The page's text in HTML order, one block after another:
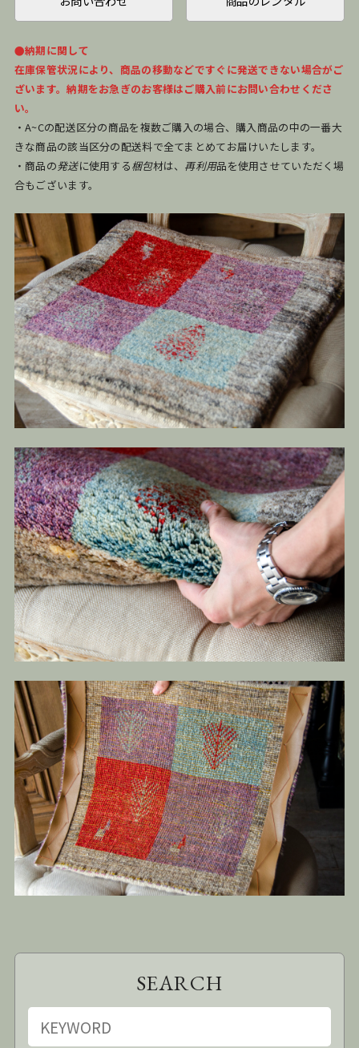
●納期に関して
在庫保管状況により、商品の移動などですぐに発送できない場合がご
ざいます。納期をお急ぎのお客様はご購入前にお問い合わせくださ
い。
・A~Cの配送区分の商品を複数ご購入の場合、購入商品の中の一番大
きな商品の該当区分の配送料で全てまとめてお届けいたします。
・商品の発送に使用する梱包材は、 再利用品を使用させていただく場
合もございます。
SEARCH